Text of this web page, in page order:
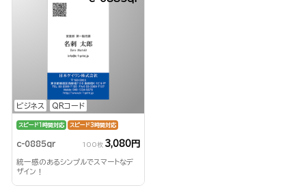
ビジネス QRコード
スピード1時間対応 スピード3時間対応
c-0885qr 100枚 3,080円
統一感のあるシンプルでスマートなデ
ザイン！